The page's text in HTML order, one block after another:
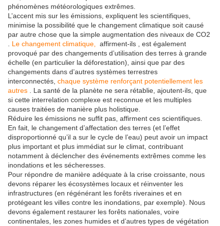
phénomènes météorologiques extrêmes.
L’accent mis sur les émissions, expliquent les scientifiques,
minimise la possibilité que le changement climatique soit causé
par autre chose que la simple augmentation des niveaux de CO2
Le changement climatique,
affirment-ils , est également
provoqué par des changements d’utilisation des terres à grande
échelle (en particulier la déforestation), ainsi que par des
changements dans d’autres systèmes terrestres
interconnectés, chaque système renforçant potentiellement les
autres
. La santé de la planète ne sera rétablie, ajoutent-ils, que
si cette interrelation complexe est reconnue et les multiples
causes traitées de manière plus holistique.
Réduire les émissions ne suffit pas, affirment ces scientifiques.
En fait, le changement d’affectation des terres (et l’effet
disproportionné qu’il a sur le cycle de l’eau) peut avoir un impact
plus important et plus immédiat sur le climat, contribuant
notamment à déclencher des événements extrêmes comme les
inondations et les sécheresses.
Pour répondre de manière adéquate à la crise croissante, nous
devons réparer les écosystèmes locaux et réinventer les
infrastructures (en régénérant les forêts riveraines et en
protégeant les villes contre les inondations, par exemple). Nous
devons également restaurer les forêts nationales, voire
continentales, les zones humides et d’autres types de végétation